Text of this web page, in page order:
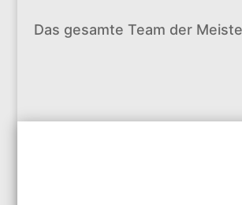
Das gesamte Team der